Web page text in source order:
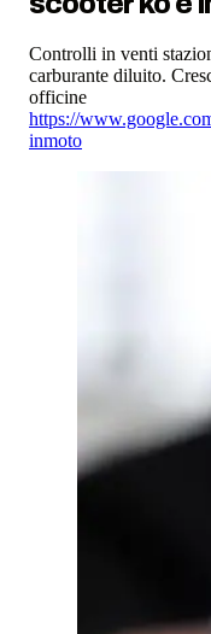
Controlli in venti
carburante diluito.
officine
https://
inmoto